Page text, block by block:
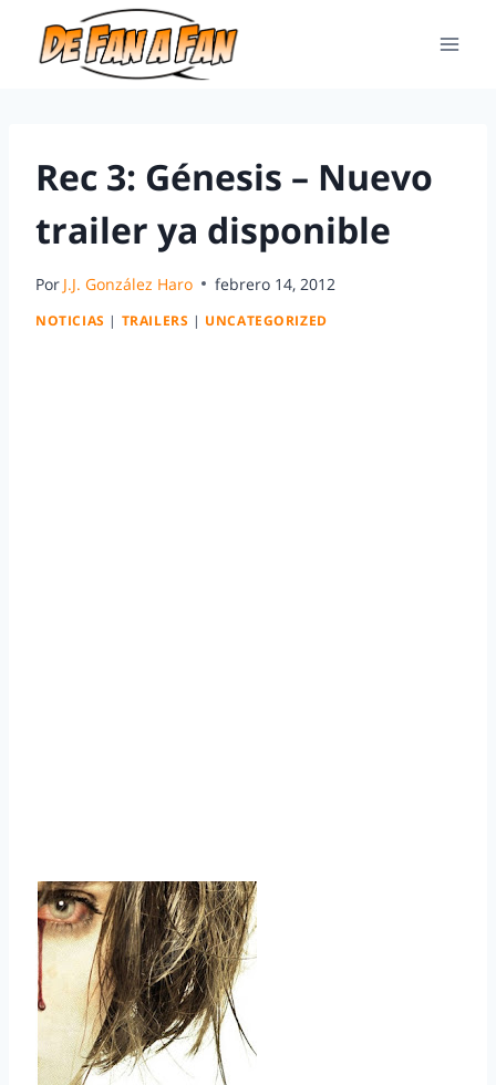
Rec 3: Génesis – Nuevo
trailer ya disponible
Por J.J. González Haro febrero 14, 2012
NOTICIAS | TRAILERS | UNCATEGORIZED